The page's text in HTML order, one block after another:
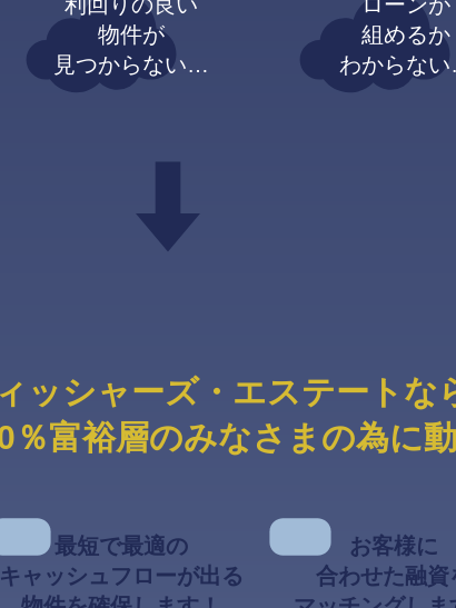
物件が
見つからない…
組めるか
わからな
ッシャーズ・エステートな
％富裕層のみなさまの為に
最短で最適の
キャッシュフローが出る
お客様に
合わせた融資